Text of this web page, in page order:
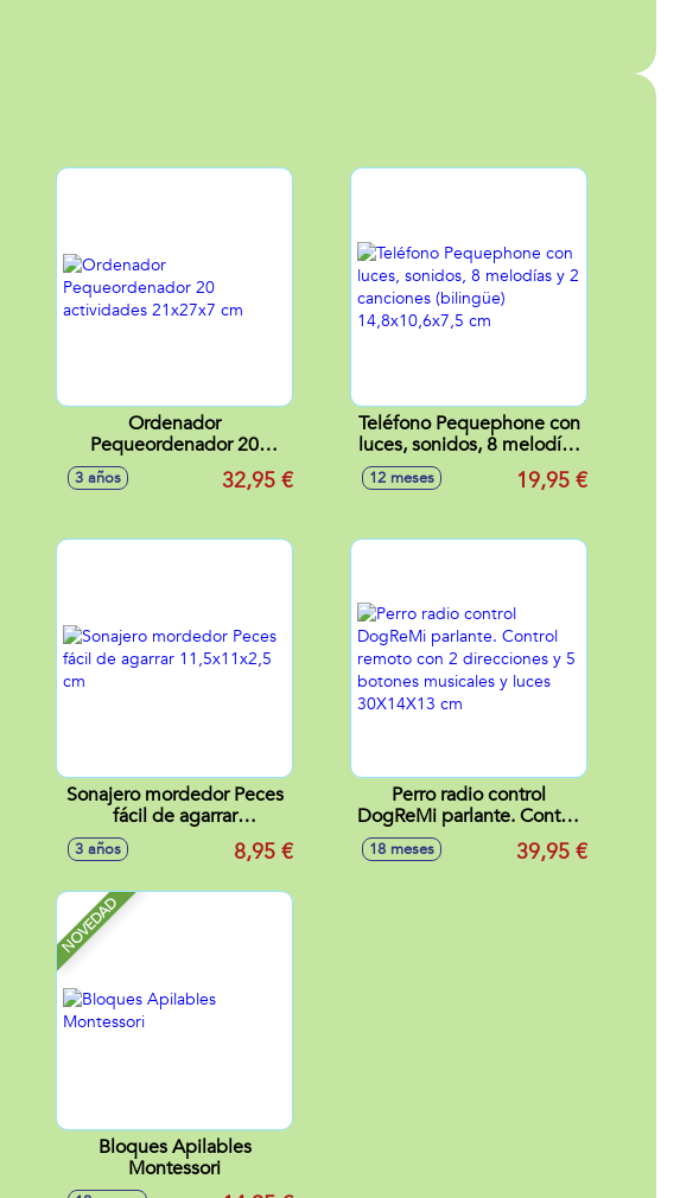
Ordenador
Pequeordenador 20
actividades 21x27x7 cm
3 años 32,95 €
Teléfono Pequephone con
luces, sonidos, 8 melodías
y 2 canciones (bilingüe)
14,8x10,6x7,5 cm
12 meses 19,95 €
Sonajero mordedor Peces
fácil de agarrar
11,5x11x2,5 cm
3 años 8,95 €
Perro radio control
DogReMi parlante. Control
remoto con 2 direcciones
y 5 botones musicales y
18 meses 39,95 €
NOVEDAD
Bloques Apilables
Montessori